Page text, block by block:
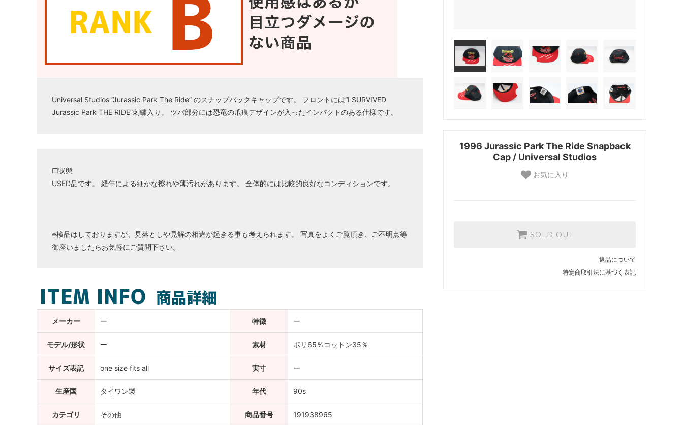
1996 Jurassic Park The Ride Snapback
Cap / Universal Studios
お気に入り
SOLD OUT
返品について
特定商取引法に基づく表記
Universal Studios “Jurassic Park The Ride” のスナップバックキャップです。 フロントには“I SURVIVED
Jurassic Park THE RIDE”刺繍入り。 ツバ部分には恐竜の爪痕デザインが入ったインパクトのある仕様です。
□状態
USED品です。 経年による細かな擦れや薄汚れがあります。 全体的には比較的良好なコンディションです。
※検品はしておりますが、見落としや見解の相違が起きる事も考えられます。 写真をよくご覧頂き、ご不明点等
御座いましたらお気軽にご質問下さい。
メーカー ー 特徴 ー
モデル/形状 ー 素材 ポリ65％コットン35％
サイズ表記 one size fits all 実寸 ー
生産国 タイワン製 年代 90s
カテゴリ その他 商品番号 191938965